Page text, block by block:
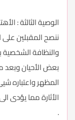
الوصية الثالثة :
ننصح المقبلين على
والنظافة
بعض الأحيان
المظهر واعتباره
الأثارة مما يؤدى
.